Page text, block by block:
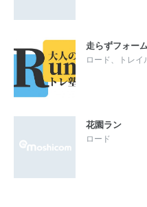
走らずフォー
ロード、トレイ
花園ラン
ロード